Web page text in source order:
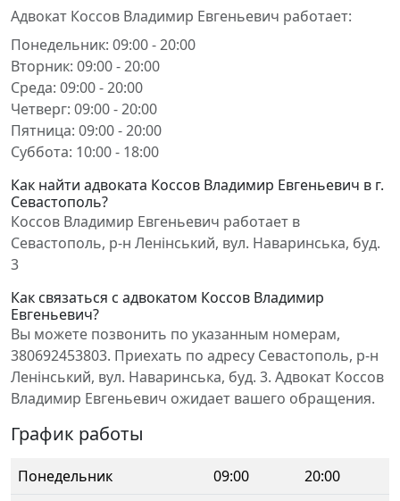
Адвокат Коссов Владимир Евгеньевич работает:
Понедельник: 09:00 - 20:00
Вторник: 09:00 - 20:00
Среда: 09:00 - 20:00
Четверг: 09:00 - 20:00
Пятница: 09:00 - 20:00
Суббота: 10:00 - 18:00
Как найти адвоката Коссов Владимир Евгеньевич в г.
Севастополь?
Коссов Владимир Евгеньевич работает в
Севастополь, р-н Ленінський, вул. Наваринська, буд.
3
Как связаться с адвокатом Коссов Владимир
Евгеньевич?
Вы можете позвонить по указанным номерам,
380692453803. Приехать по адресу Севастополь, р-н
Ленінський, вул. Наваринська, буд. 3. Адвокат Коссов
Владимир Евгеньевич ожидает вашего обращения.
График работы
Понедельник 09:00
20:00